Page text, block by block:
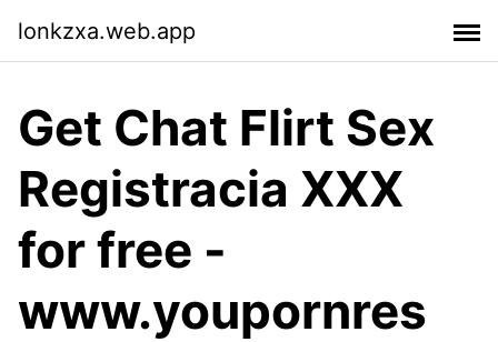
lonkzxa.web.app
Get Chat Flirt Sex
Registracia XXX
for free -
www.youpornres